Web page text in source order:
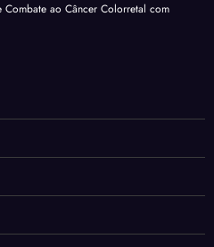
ao Câncer Colorretal com